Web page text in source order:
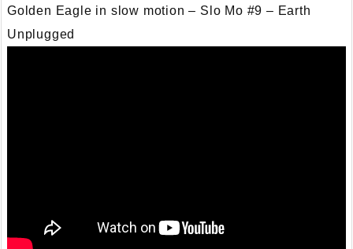
Golden Eagle in slow motion – Slo Mo #9 – Earth
Unplugged